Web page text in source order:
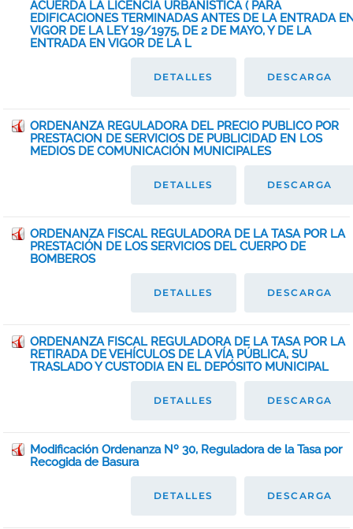
ACUERDA LA LICENCIA URBANÍSTICA ( PARA
EDIFICACIONES TERMINADAS ANTES DE LA ENTRADA
VIGOR DE LA LEY 19/1975, DE 2 DE MAYO, Y DE LA
ENTRADA EN VIGOR DE LA L
DESCARGA
DETALLES
ORDENANZA REGULADORA DEL PRECIO PUBLICO POR
PRESTACION DE SERVICIOS DE PUBLICIDAD EN LOS
MEDIOS DE COMUNICACIÓN MUNICIPALES
DESCARGA
DETALLES
ORDENANZA FISCAL REGULADORA DE LA TASA POR LA
PRESTACIÓN DE LOS SERVICIOS DEL CUERPO DE
BOMBEROS
DESCARGA
DETALLES
ORDENANZA FISCAL REGULADORA DE LA TASA POR LA
RETIRADA DE VEHÍCULOS DE LA VÍA PÚBLICA, SU
TRASLADO Y CUSTODIA EN EL DEPÓSITO MUNICIPAL
DESCARGA
DETALLES
Modificación Ordenanza Nº 30, Reguladora de la Tasa por
Recogida de Basura
DESCARGA
DETALLES